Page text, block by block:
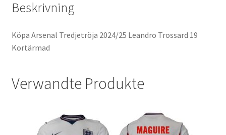
Beskrivning
Köpa Arsenal Tredjetröja 2024/25 Leandro Trossard 19
Kortärmad
Verwandte Produkte